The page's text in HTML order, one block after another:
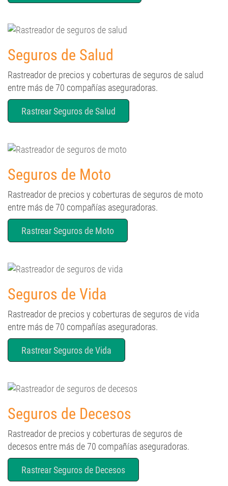
Seguros de Salud
Rastreador de precios y coberturas de seguros de salud
entre más de 70 compañías aseguradoras.
Rastrear Seguros de Salud
Seguros de Moto
Rastreador de precios y coberturas de seguros de moto
entre más de 70 compañías aseguradoras.
Rastrear Seguros de Moto
Seguros de Vida
Rastreador de precios y coberturas de seguros de vida
entre más de 70 compañías aseguradoras.
Rastrear Seguros de Vida
Seguros de Decesos
Rastreador de precios y coberturas de seguros de
decesos entre más de 70 compañías aseguradoras.
Rastrear Seguros de Decesos